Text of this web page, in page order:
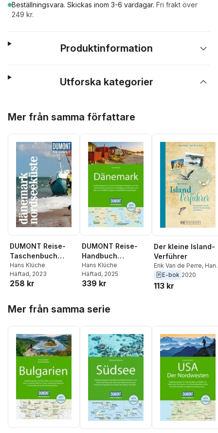
Beställningsvara. Skickas inom 3-6 vardagar. Fri frakt över
249 kr.
Produktinformation
Utforska kategorier
Mer från samma författare
DUMONT Reise-
Taschenbuch
Reiseführer
Dänemark
Nordseeküste
Hans Klüche
Häftad, 2023
258 kr
DUMONT Reise-
Handbuch
Reiseführer
Dänemark
Hans Klüche
Häftad, 2025
339 kr
Der kleine Island-
Verführer
Erik Van de Perre,
Kluche
E-bok 2020
113 kr
Mer från samma serie